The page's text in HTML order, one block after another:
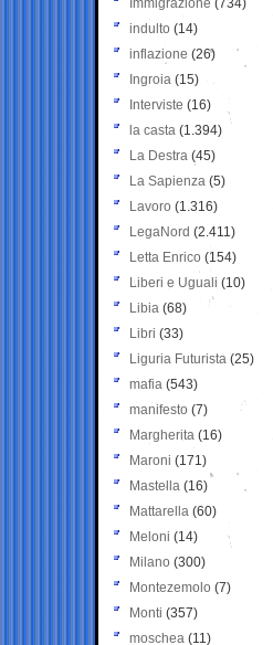
Immigrazione (734)
indulto (14)
inflazione (26)
Ingroia (15)
Interviste (16)
la casta (1.394)
La Destra (45)
La Sapienza (5)
Lavoro (1.316)
LegaNord (2.411)
Letta Enrico (154)
Liberi e Uguali (10)
Libia (68)
Libri (33)
Liguria Futurista (25)
mafia (543)
manifesto (7)
Margherita (16)
Maroni (171)
Mastella (16)
Mattarella (60)
Meloni (14)
Milano (300)
Montezemolo (7)
Monti (357)
moschea (11)